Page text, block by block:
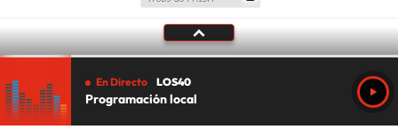
En Directo LOS40
Programación local